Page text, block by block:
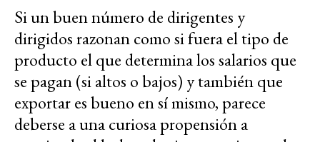
Si un buen número de dirigentes y
dirigidos razonan como si fuera el tipo de
producto el que determina los salarios que
se pagan (si altos o bajos) y también que
exportar es bueno en sí mismo, parece
deberse a una curiosa propensión a